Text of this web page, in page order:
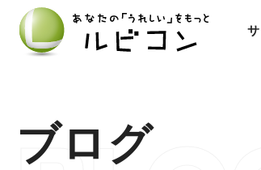
サ
ブログ